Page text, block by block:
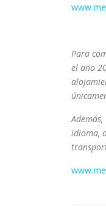
Para
el año
idioma,